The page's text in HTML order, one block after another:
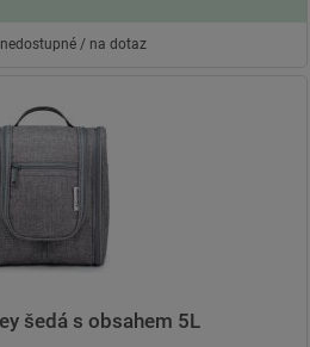
nedostupné / na dotaz
šedá s obsahem 5L